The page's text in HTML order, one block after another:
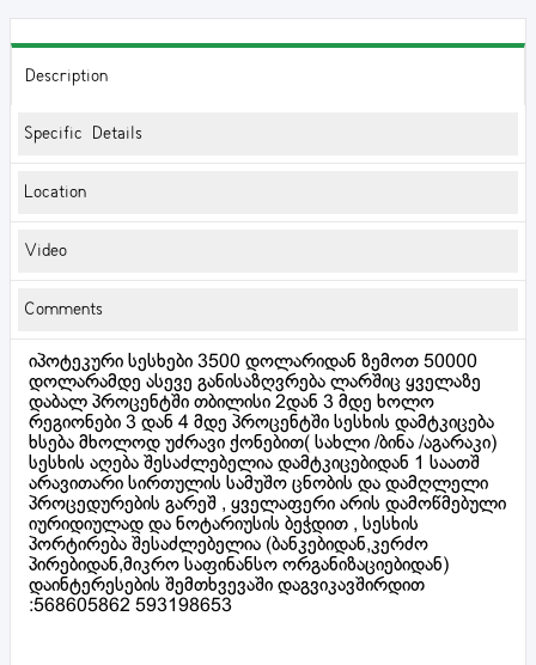
Description
Specific Details
Location
Video
Comments
იპოტეკური სესხები 3500 დოლარიდან ზემოთ 50000
დოლარამდე ასევე განისაზღვრება ლარშიც ყველაზე
დაბალ პროცენტში თბილისი 2დან 3 მდე ხოლო
რეგიონები 3 დან 4 მდე პროცენტში სესხის დამტკიცება
ხსება მხოლოდ უძრავი ქონებით( სახლი /ბინა /აგარაკი)
სესხის აღება შესაძლებელია დამტკიცებიდან 1 საათშ
არავითარი სირთულის სამუშო ცნობის და დამღლელი
პროცედურების გარეშ , ყველაფერი არის დამოწმებული
იურიდიულად და ნოტარიუსის ბეჭდით , სესხის
პორტირება შესაძლებელია (ბანკებიდან,კერძო
პირებიდან,მიკრო საფინანსო ორგანიზაციებიდან)
დაინტერესების შემთხვევაში დაგვიკავშირდით
:568605862 593198653